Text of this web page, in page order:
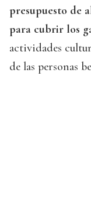
presupuesto de
para cubrir los
actividades
de las personas